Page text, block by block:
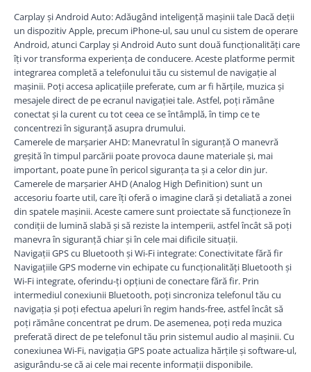
Navigatii KIA
Navigatii Renault
Navigatii Mazda
Navigatii Smart
Navigatii Chevrolet
Navigatii Honda
Navigatii Jeep
Navigatii Porsche
Navigatii Land Rover
Navigatii Iveco
Navigatii Chrysler
Navigatie universala
Playere auto
Navigatii 2 DIN
Navigatii 1 DIN
Navigatie GPS Portabil
Carplay și Android Auto: Adăugând inteligență mașinii tale Dacă deții
un dispozitiv Apple, precum iPhone-ul, sau unul cu sistem de operare
Android, atunci Carplay și Android Auto sunt două funcționalități care
îți vor transforma experiența de conducere. Aceste platforme permit
integrarea completă a telefonului tău cu sistemul de navigație al
mașinii. Poți accesa aplicațiile preferate, cum ar fi hărțile, muzica și
mesajele direct de pe ecranul navigației tale. Astfel, poți rămâne
conectat și la curent cu tot ceea ce se întâmplă, în timp ce te
concentrezi în siguranță asupra drumului.
Camerele de marșarier AHD: Manevratul în siguranță O manevră
greșită în timpul parcării poate provoca daune materiale și, mai
important, poate pune în pericol siguranța ta și a celor din jur.
Camerele de marșarier AHD (Analog High Definition) sunt un
accesoriu foarte util, care îți oferă o imagine clară și detaliată a zonei
din spatele mașinii. Aceste camere sunt proiectate să funcționeze în
condiții de lumină slabă și să reziste la intemperii, astfel încât să poți
manevra în siguranță chiar și în cele mai dificile situații.
Navigații GPS cu Bluetooth și Wi-Fi integrate: Conectivitate fără fir
Navigațiile GPS moderne vin echipate cu funcționalități Bluetooth și
Wi-Fi integrate, oferindu-ți opțiuni de conectare fără fir. Prin
intermediul conexiunii Bluetooth, poți sincroniza telefonul tău cu
navigația și poți efectua apeluri în regim hands-free, astfel încât să
poți rămâne concentrat pe drum. De asemenea, poți reda muzica
preferată direct de pe telefonul tău prin sistemul audio al mașinii. Cu
conexiunea Wi-Fi, navigația GPS poate actualiza hărțile și software-ul,
asigurându-se că ai cele mai recente informații disponibile.